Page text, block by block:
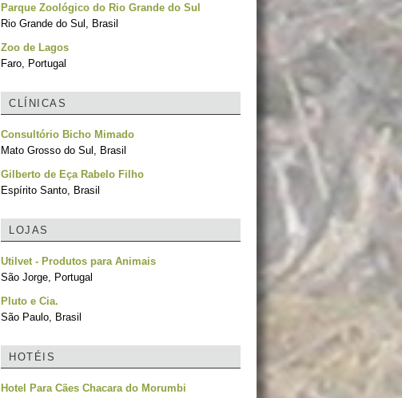
Parque Zoológico do Rio Grande do Sul
Rio Grande do Sul, Brasil
Zoo de Lagos
Faro, Portugal
CLÍNICAS
Consultório Bicho Mimado
Mato Grosso do Sul, Brasil
Gilberto de Eça Rabelo Filho
Espírito Santo, Brasil
LOJAS
Utilvet - Produtos para Animais
São Jorge, Portugal
Pluto e Cia.
São Paulo, Brasil
HOTÉIS
Hotel Para Cães Chacara do Morumbi